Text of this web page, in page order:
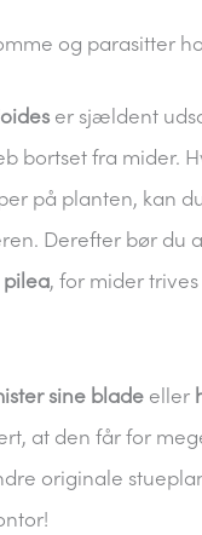
og parasitter
er sjældent
bortset fra mider.
på planten, kan
Derefter bør du
, for mider
sine blade eller
at den får for
originale